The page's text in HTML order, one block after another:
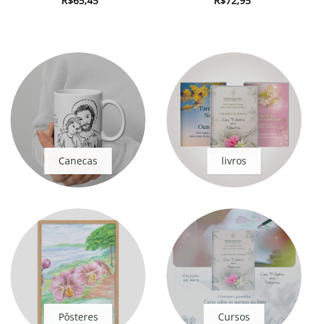
Canecas livros
Pôsteres Cursos